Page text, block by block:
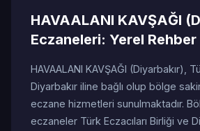
HAVAALANI KAVŞAĞI
Eczaneleri: Yerel Rehber
HAVAALANI KAVŞAĞI (Diyarbakır),
Diyarbakır iline bağlı olup bölge
eczane hizmetleri sunulmaktadır.
eczaneler Türk Eczacıları Birliği ve